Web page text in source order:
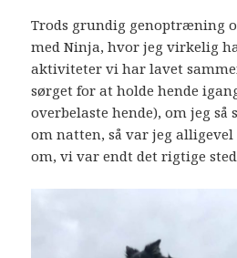
Trods grundig genoptræning
med Ninja, hvor jeg virkelig
aktiviteter vi har lavet
sørget for at holde hende
overbelaste hende), om jeg så
om natten, så var jeg
om, vi var endt det rigtige